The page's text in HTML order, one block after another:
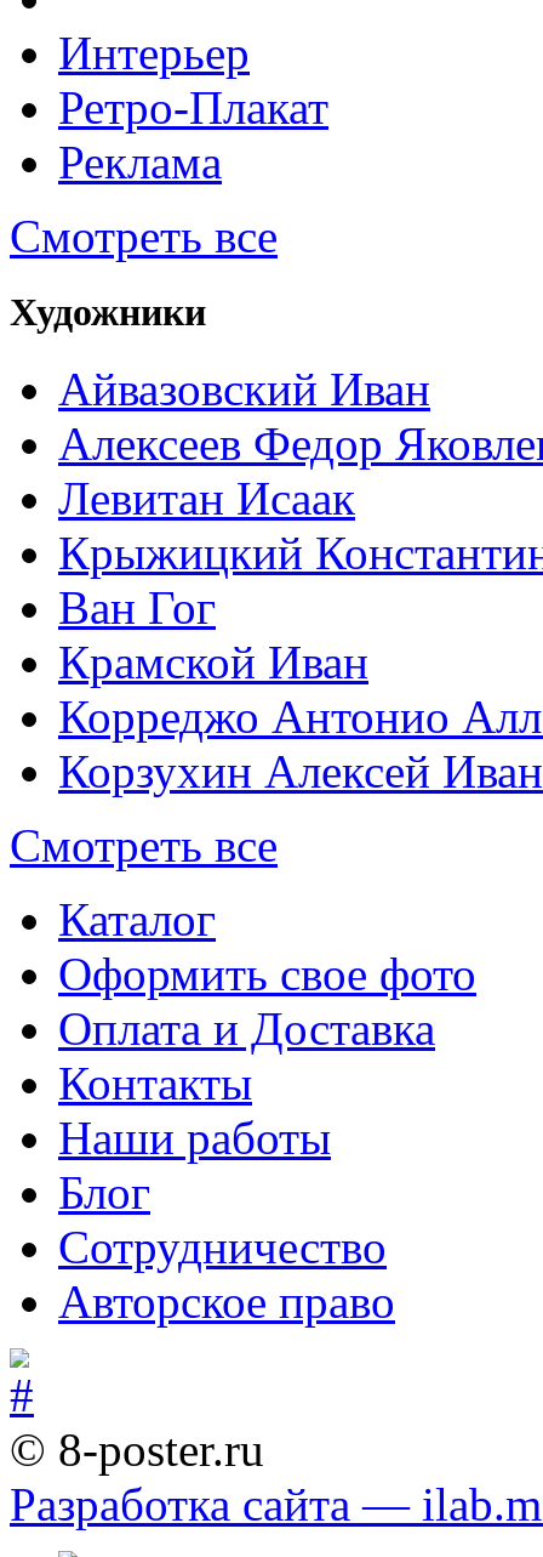
Интерьер
Ретро-Плакат
Реклама
Смотреть все
Художники
Айвазовский Иван
Алексеев Федор
Левитан Исаак
Крыжицкий
Ван Гог
Крамской Иван
Корреджо Антонио
Корзухин Алексей
Смотреть все
Каталог
Оформить свое фото
Оплата и Доставка
Контакты
Наши работы
Блог
Сотрудничество
Авторское право
© 8-poster.ru
Разработка сайта —